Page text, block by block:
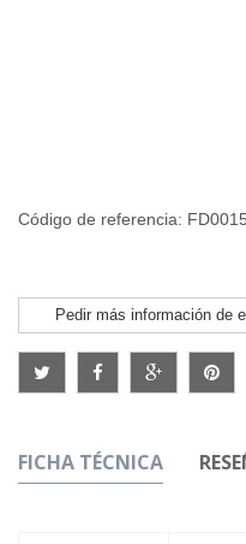
Código de referencia: FD0015
Pedir más información de
FICHA TÉCNICA